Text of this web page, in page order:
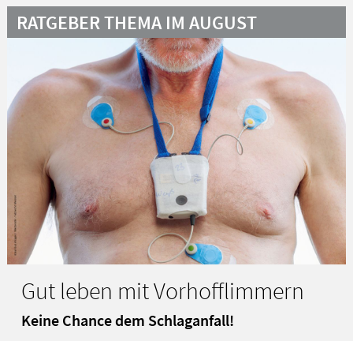
RATGEBER THEMA IM AUGUST
Gut leben mit Vorhofflimmern
Keine Chance dem Schlaganfall!